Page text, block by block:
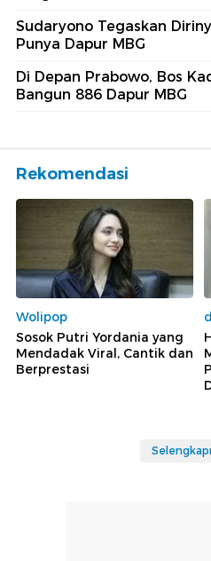
Sudaryono Tegaskan
Punya Dapur MBG
Di Depan Prabowo, Bos
Bangun 886 Dapur MBG
Rekomendasi
Wolipop
Sosok Putri Yordania yang
Mendadak Viral, Cantik dan
Berprestasi